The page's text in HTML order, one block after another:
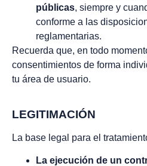
públicas, siempre y
conforme a las
reglamentarias.
Recuerda que, en todo
consentimientos de forma
tu área de usuario.
LEGITIMACIÓN
La base legal para el
La ejecución de un